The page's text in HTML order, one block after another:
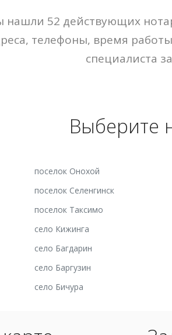
нашли 52 действующих
телефоны, время
специалиста
Выберите
поселок Онохой
поселок Селенгинск
поселок Таксимо
село Кижинга
село Багдарин
село Баргузин
село Бичура